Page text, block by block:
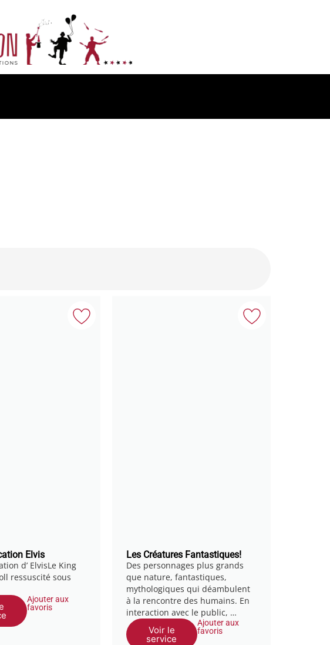
Elvis
d’ ElvisLe King
ressuscité sous
Ajouter aux
favoris
Les Créatures Fantastiques!
Des personnages plus grands
que nature, fantastiques,
mythologiques qui déambulent
à la rencontre des humains. En
interaction avec le public, …
Voir le
service
Ajouter aux
favoris